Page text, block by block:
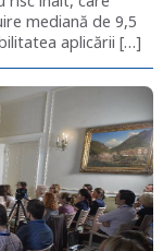
mediană de 9,5
aplicării […]